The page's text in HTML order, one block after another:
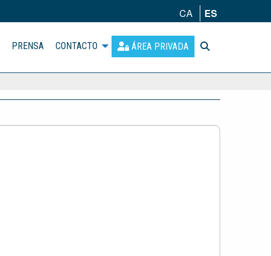
CA ES
PRENSA CONTACTO ÁREA PRIVADA